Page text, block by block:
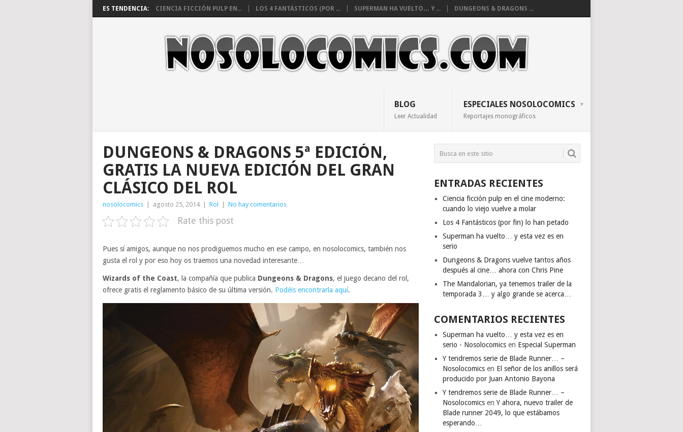
ES TENDENCIA: CIENCIA FICCIÓN PULP EN... LOS 4 FANTÁSTICOS (POR ... SUPERMAN HA VUELTO… Y ... DUNGEONS & DRAGONS ...
BLOG
Leer Actualidad
ESPECIALES NOSOLOCOMICS
Reportajes monográficos
DUNGEONS & DRAGONS 5ª EDICIÓN,
GRATIS LA NUEVA EDICIÓN DEL GRAN
CLÁSICO DEL ROL
nosolocomics agosto 25, 2014 Rol No hay comentarios
Rate this post
Pues sí amigos, aunque no nos prodiguemos mucho en ese campo, en nosolocomics, también nos
gusta el rol y por eso hoy os traemos una novedad interesante…
Wizards of the Coast, la compañía que publica Dungeons & Dragons, el juego decano del rol,
ofrece gratis el reglamento básico de su última versión. Podéis encontrarla aquí.
ENTRADAS RECIENTES
Ciencia ficción pulp en el cine moderno:
cuando lo viejo vuelve a molar
Los 4 Fantásticos (por fin) lo han petado
Superman ha vuelto… y esta vez es en
serio
Dungeons & Dragons vuelve tantos años
después al cine… ahora con Chris Pine
The Mandalorian, ya tenemos trailer de la
temporada 3… y algo grande se acerca…
COMENTARIOS RECIENTES
Superman ha vuelto… y esta vez es en
serio - Nosolocomics en Especial Superman
Y tendremos serie de Blade Runner… –
Nosolocomics en El señor de los anillos será
producido por Juan Antonio Bayona
Y tendremos serie de Blade Runner… –
Nosolocomics enY ahora, nuevo trailer de
Blade runner 2049, lo que estábamos
esperando…